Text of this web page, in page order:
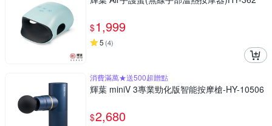
$1,999
5 (4)
消費滿萬★送500超贈點
輝葉 miniV 3專業勁化版智能按摩槍-HY-10506
$2,680